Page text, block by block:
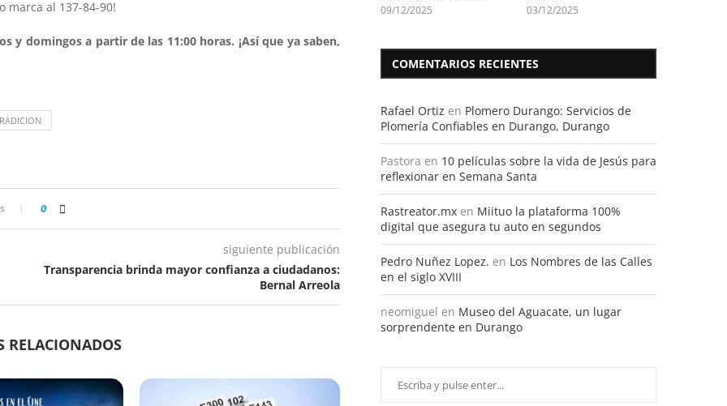
marca al 137-84-90!
y domingos a partir de las 11:00 horas. ¡Así que ya saben,
0
siguiente publicación
Transparencia brinda mayor confianza a ciudadanos:
Bernal Arreola
RELACIONADOS
09/12/2025 03/12/2025
COMENTARIOS RECIENTES
Rafael Ortiz en Plomero Durango: Servicios de
Plomería Confiables en Durango, Durango
Pastora en 10 películas sobre la vida de Jesús para
reflexionar en Semana Santa
Rastreator.mx en Miituo la plataforma 100%
digital que asegura tu auto en segundos
Pedro Nuñez Lopez. en Los Nombres de las Calles
en el siglo XVIII
neomiguel en Museo del Aguacate, un lugar
sorprendente en Durango